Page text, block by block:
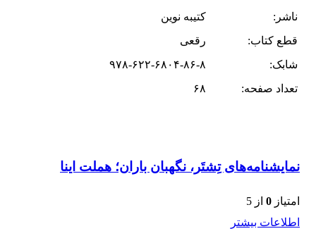
ناشر:
کتیبه نوین
قطع کتاب:
رقعی
شابک:
۹۷۸-۶۲۲-۶۸۰۴-۸۶-۸
تعداد صفحه:
۶۸
نمایشنامه‌های تِشتَر، نگهبان باران؛ هملت اینا
امتیاز 0 از 5
اطلاعات بیشتر